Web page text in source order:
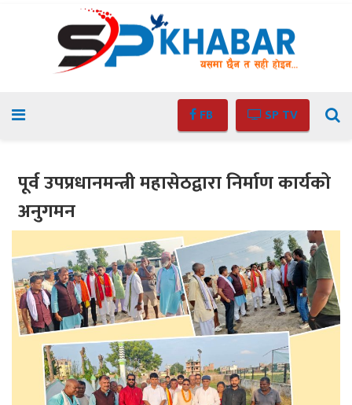
FB SP TV
पूर्व उपप्रधानमन्त्री महासेठद्वारा निर्माण कार्यको
अनुगमन